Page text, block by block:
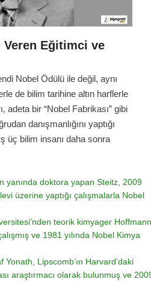
Eğitimci ve
Nobel Ödülü ile değil, aynı
de bilim tarihine altın harflerle
adeta bir “Nobel Fabrikası” gibi
danışmanlığını yaptığı
üç bilim insanı daha sonra
yanında doktora yapan Steitz, 2009
üzerine yaptığı çalışmalarla Nobel
teorik kimyager
ve 1981 yılında Nobel Kimya
Yonath, Lipscomb’ın Harvard’daki
araştırmacı olarak bulunmuş ve